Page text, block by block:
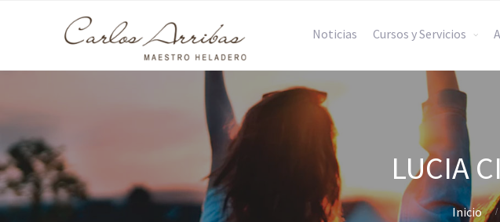
Noticias Cursos y Servicios
LUCIA
Inicio